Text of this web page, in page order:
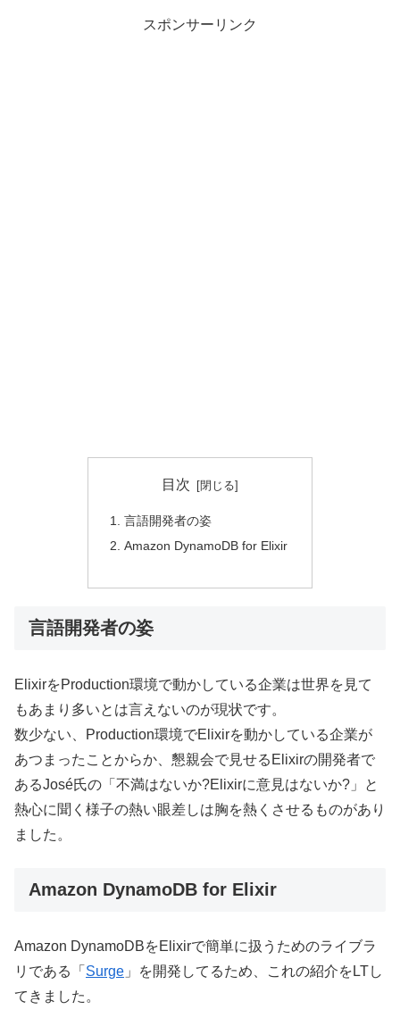
スポンサーリンク
目次
言語開発者の姿
Amazon DynamoDB for Elixir
言語開発者の姿
ElixirをProduction環境で動かしている企業は世界を見て
もあまり多いとは言えないのが現状です。
数少ない、Production環境でElixirを動かしている企業が
あつまったことからか、懇親会で見せるElixirの開発者で
あるJosé氏の「不満はないか?Elixirに意見はないか?」と
熱心に聞く様子の熱い眼差しは胸を熱くさせるものがあり
ました。
Amazon DynamoDB for Elixir
Amazon DynamoDBをElixirで簡単に扱うためのライブラ
リである「 Surge 」を開発してるため、これの紹介をLTし
てきました。